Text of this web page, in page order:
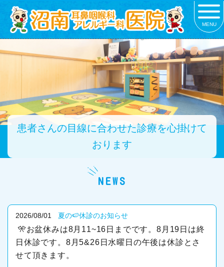
MENU
患者さんの目線に合わせた診療を心掛けて
おります
NEWS
2026/08/01 夏の🍉休診のお知らせ
🎌お盆休みは8月11~16日までです。8月19日は終
日休診です。8月5&26日水曜日の午後は休診とさ
せて頂きます。